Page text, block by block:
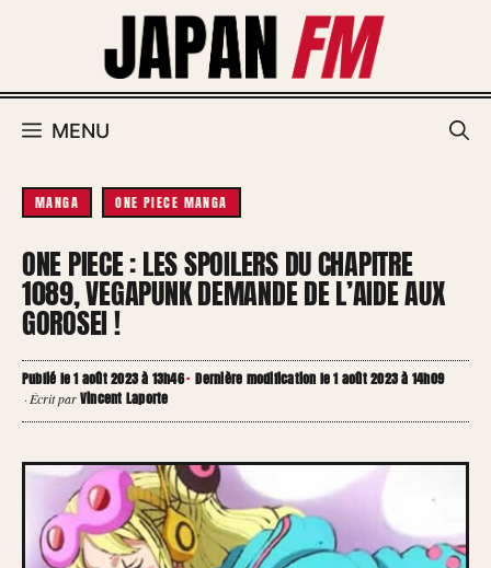
MENU
MANGA ONE PIECE MANGA
ONE PIECE : LES SPOILERS DU CHAPITRE
1089, VEGAPUNK DEMANDE DE L’AIDE AUX
GOROSEI !
Publié le 1 août 2023 à 13h46· Dernière modification le 1 août 2023 à 14h09
·Écrit parVincent Laporte